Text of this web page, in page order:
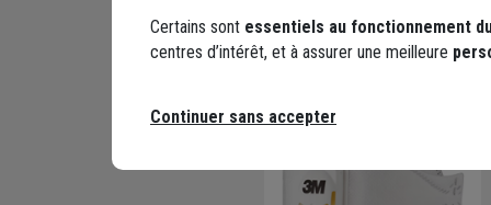
Certains sont essentiels au fonctionnement
centres d’intérêt, et à assurer une meilleure
Continuer sans accepter